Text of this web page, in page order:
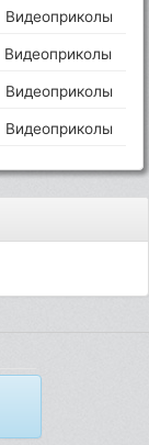
Видеоприколы
Видеоприколы
Видеоприколы
Видеоприколы